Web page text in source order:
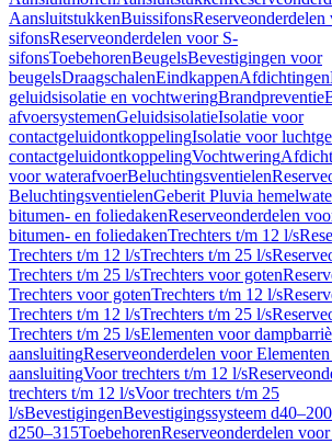
AansluitstukkenBuissifons
sifonsReserveonderdelen voor S-
sifonsToebehorenBeugelsBevestigingen voor
beugelsDraagschalenEindkappenAfdichtingen
geluidsisolatie en vochtweringBrandpreventie
afvoersystemenGeluidsisolatieIsolatie voor
contactgeluidontkoppelingIsolatie voor
contactgeluidontkoppelingVochtwering
voor waterafvoerBeluchtingsventielen
BeluchtingsventielenGeberit Pluvia
bitumen- en foliedakenReserveonderdelen
bitumen- en foliedakenTrechters t/m 12 l/s
Trechters t/m 12 l/sTrechters t/m 25 l/s
Trechters t/m 25 l/sTrechters voor goten
Trechters voor gotenTrechters t/m 12 l/s
Trechters t/m 12 l/sTrechters t/m 25 l/s
Trechters t/m 25 l/sElementen voor
aansluitingReserveonderdelen voor
aansluitingVoor trechters t/m 12 l/s
trechters t/m 12 l/sVoor trechters t/m 25
l/sBevestigingenBevestigingssysteem d40–200
d250–315ToebehorenReserveonderdelen